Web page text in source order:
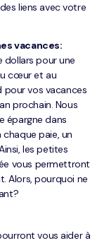
liens avec votre
vacances:
dollars pour une
cœur et au
vos vacances
prochain. Nous
épargne dans
paie, un
les petites
vous permettront
Alors, pourquoi ne
vous aider à